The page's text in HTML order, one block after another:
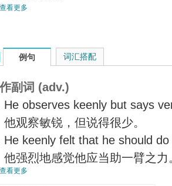
热心地，热切
警觉地
查看更多
的用法和样例：
例句
副词 (adv.)
He observes keenly but says
他观察敏锐，但说得很少。
He keenly felt that he should
他强烈地感觉他应当助一臂之力
I have been keenly looking
查看更多
词汇搭配